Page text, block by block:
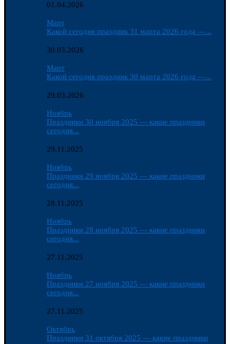
01.04.2026
Март
Какой сегодня праздник 31 марта 2026 года —...
30.03.2026
Март
Какой сегодня праздник 30 марта 2026 года —...
29.03.2026
Ноябрь
Праздники 30 ноября 2025 — какие праздники
сегодня...
29.11.2025
Ноябрь
Праздники 29 ноября 2025 — какие праздники
сегодня...
28.11.2025
Ноябрь
Праздники 28 ноября 2025 — какие праздники
сегодня...
27.11.2025
Ноябрь
Праздники 27 ноября 2025 — какие праздники
сегодня...
27.11.2025
Октябрь
Праздники 31 октября 2025 — какие праздники